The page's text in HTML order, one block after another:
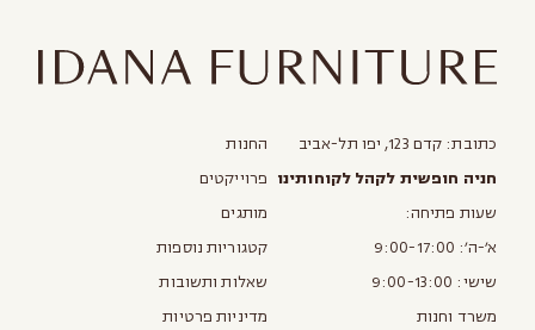
כתובת: קדם 123, יפו תל-אביב
חניה חופשית לקהל לקוחותינו
שעות פתיחה:
א׳-ה׳: 9:00-17:00
שישי: 9:00-13:00
משרד וחנות
החנות
פרוייקטים
מותגים
קטגוריות נוספות
שאלות ותשובות
מדיניות פרטיות